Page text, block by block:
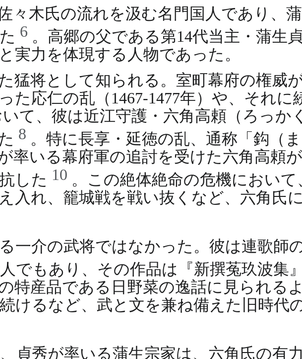
々木氏の流れを汲む名門国人であり、
6 。高郷の父である第14代当主・蒲生
実力を体現する人物であった。
猛将として知られる。室町幕府の権威
た応仁の乱（1467-1477年）や、それに
いて、彼は近江守護・六角高頼（ろっ
8 。特に長享・延徳の乱、通称「鈎（
率いる幕府軍の追討を受けた六角高頼
した 10 。この絶体絶命の危機におい
入れ、籠城戦を戦い抜くなど、六角氏
一介の武将ではなかった。彼は連歌師
でもあり、その作品は『新撰菟玖波集
特産品である日野菜の逸話に見られる
けるなど、武と文を兼ね備えた旧時代
貞秀が率いる蒲生宗家は、六角氏の有